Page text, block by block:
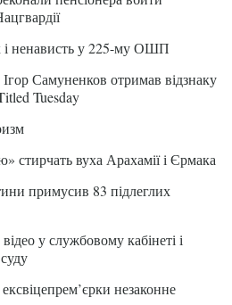
і ненависть у 225-му ОШП
Самуненков отримав відзнаку
Tuesday
стирчать вуха Арахамії і Єрмака
примусив 83 підлеглих
у службовому кабінеті і
незаконне